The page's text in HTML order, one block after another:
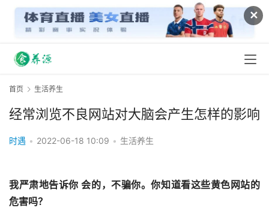
✕
首页 生活养生
经常浏览不良网站对大脑会产生怎样的影响
时遇 • 2022-06-18 10:09 • 生活养生
我严肃地告诉你 会的，不骗你。你知道看这些黄色网站的
危害吗？